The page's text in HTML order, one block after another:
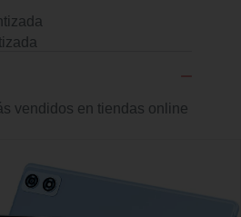
vendidos en tiendas online